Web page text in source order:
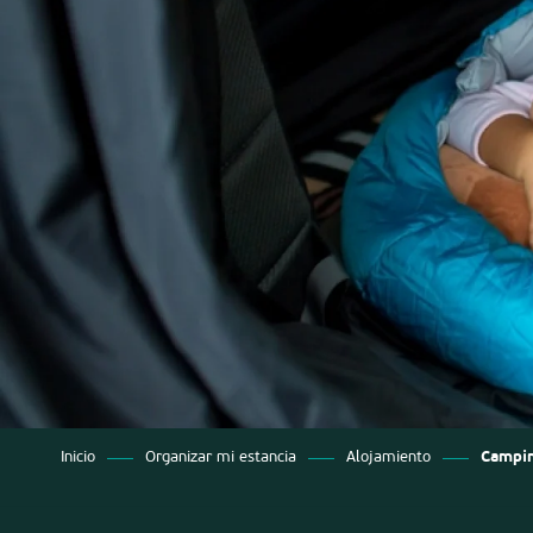
Inicio Organizar mi estancia Alojamiento